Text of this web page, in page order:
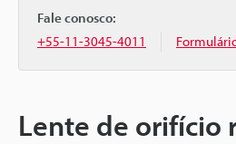
Fale conosco:
+55-11-3045-4011
Lente de orifício